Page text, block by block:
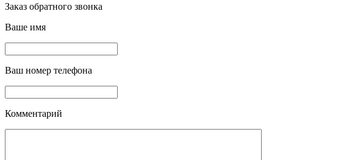
Заказ обратного звонка
Ваше имя
Ваш номер телефона
Комментарий